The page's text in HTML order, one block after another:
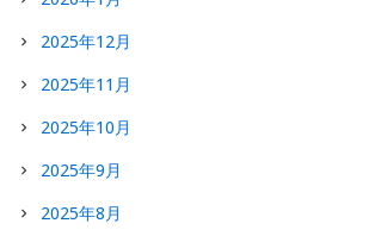
2025年12月
2025年11月
2025年10月
2025年9月
2025年8月